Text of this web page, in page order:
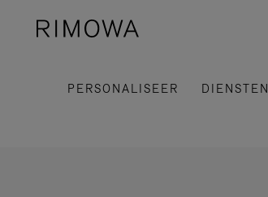
PERSONALISEER DIENSTEN